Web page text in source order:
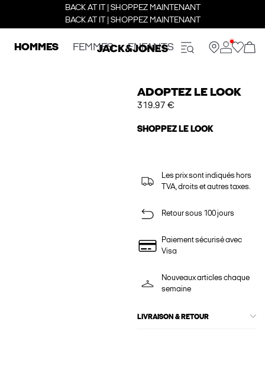
BACK AT IT | SHOPPEZ MAINTENANT
BACK AT IT | SHOPPEZ MAINTENANT
HOMMES FEMMES ENFANTS
ADOPTEZ LE LOOK
319.97 €
SHOPPEZ LE LOOK
Les prix sont indiqués hors
TVA, droits et autres taxes.
Retour sous 100 jours
Paiement sécurisé avec
Visa
Nouveaux articles chaque
semaine
LIVRAISON & RETOUR